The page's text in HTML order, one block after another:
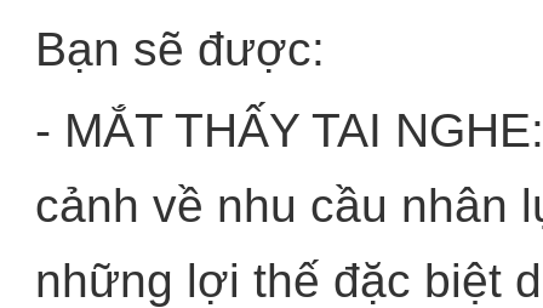
Bạn sẽ được:
- MẮT THẤY TAI
cảnh về nhu cầu nhân
những lợi thế đặc biệt